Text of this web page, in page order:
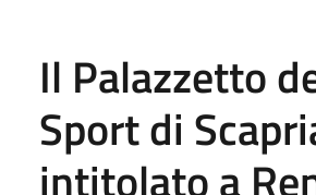
Il Palazzetto
Sport di
intitolato a